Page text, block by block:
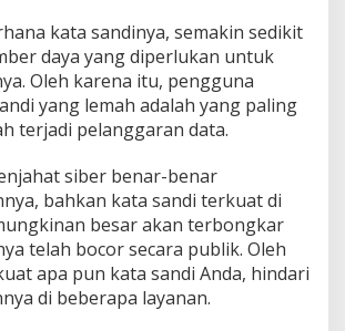
kata sandinya, semakin sedikit
daya yang diperlukan untuk
Oleh karena itu, pengguna
yang lemah adalah yang paling
terjadi pelanggaran data.
siber benar-benar
bahkan kata sandi terkuat di
besar akan terbongkar
telah bocor secara publik. Oleh
apa pun kata sandi Anda, hindari
di beberapa layanan.